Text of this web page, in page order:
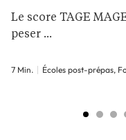
Le score TAGE
peser ...
7 Min. Écoles post-prépas,